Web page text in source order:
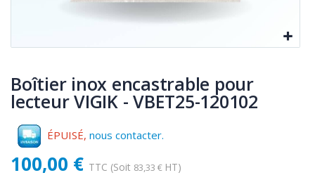
Boîtier inox encastrable pour
lecteur VIGIK - VBET25-120102
ÉPUISÉ, nous contacter.
100,00 € TTC (Soit 83,33 € HT)